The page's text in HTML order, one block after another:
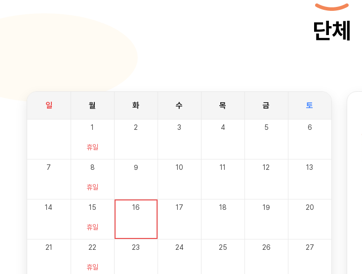
단체
일 월 화 수 목 금 토
1
휴일
2 3 4 5 6
7 8
휴일
9 10 11 12 13
14 15
휴일
16 17 18 19 20
21 22
휴일
23 24 25 26 27